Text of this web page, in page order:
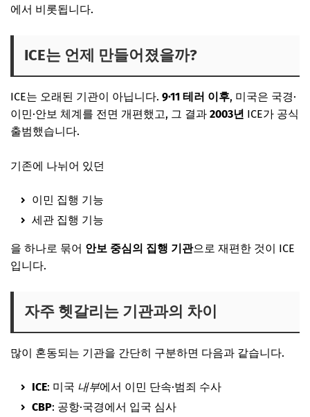
에서 비롯됩니다.
ICE는 언제 만들어졌을까?
ICE는 오래된 기관이 아닙니다. 9·11 테러 이후, 미국은 국경·
이민·안보 체계를 전면 개편했고, 그 결과 2003년 ICE가 공식
출범했습니다.
기존에 나뉘어 있던
이민 집행 기능
세관 집행 기능
을 하나로 묶어 안보 중심의 집행 기관으로 재편한 것이 ICE
입니다.
자주 헷갈리는 기관과의 차이
많이 혼동되는 기관을 간단히 구분하면 다음과 같습니다.
ICE: 미국 내부에서 이민 단속·범죄 수사
CBP: 공항·국경에서 입국 심사